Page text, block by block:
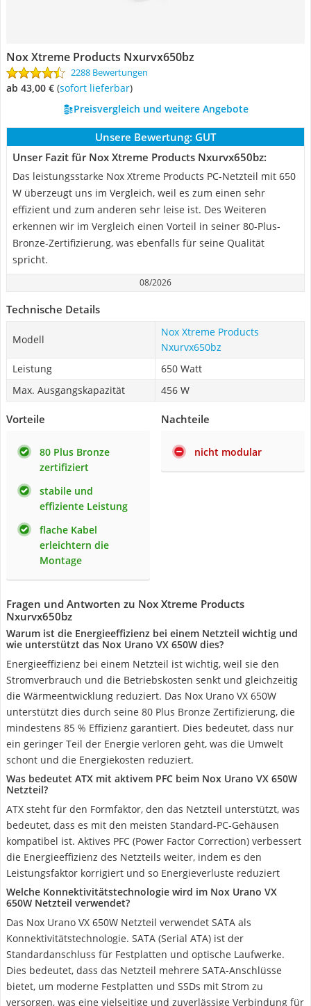
Nox Xtreme Products Nxurvx650bz
2288 Bewertungen
ab 43,00 € ( Sofort lieferbar)
Preisvergleich und weitere Angebote
Unsere Bewertung: GUT
Unser Fazit für Nox Xtreme Products Nxurvx650bz:
Das leistungsstarke Nox Xtreme Products PC-Netzteil mit 650
W überzeugt uns im Vergleich, weil es zum einen sehr
effizient und zum anderen sehr leise ist. Des Weiteren
erkennen wir im Vergleich einen Vorteil in seiner 80-Plus-
Bronze-Zertifizierung, was ebenfalls für seine Qualität
spricht.
08/2026
Technische Details
Modell
Nox Xtreme Products
Nxurvx650bz
Leistung
650 Watt
Max. Ausgangskapazität
456 W
Vorteile
80 Plus Bronze
zertifiziert
stabile und
effiziente Leistung
flache Kabel
erleichtern die
Montage
Nachteile
nicht modular
Fragen und Antworten zu Nox Xtreme Products
Nxurvx650bz
Warum ist die Energieeffizienz bei einem Netzteil wichtig und
wie unterstützt das Nox Urano VX 650W dies?
Energieeffizienz bei einem Netzteil ist wichtig, weil sie den
Stromverbrauch und die Betriebskosten senkt und gleichzeitig
die Wärmeentwicklung reduziert. Das Nox Urano VX 650W
unterstützt dies durch seine 80 Plus Bronze Zertifizierung, die
mindestens 85 % Effizienz garantiert. Dies bedeutet, dass nur
ein geringer Teil der Energie verloren geht, was die Umwelt
schont und die Energiekosten reduziert.
Was bedeutet ATX mit aktivem PFC beim Nox Urano VX 650W
Netzteil?
ATX steht für den Formfaktor, den das Netzteil unterstützt, was
bedeutet, dass es mit den meisten Standard-PC-Gehäusen
kompatibel ist. Aktives PFC (Power Factor Correction) verbessert
die Energieeffizienz des Netzteils weiter, indem es den
Leistungsfaktor korrigiert und so Energieverluste reduziert
Welche Konnektivitätstechnologie wird im Nox Urano VX
650W Netzteil verwendet?
Das Nox Urano VX 650W Netzteil verwendet SATA als
Konnektivitätstechnologie. SATA (Serial ATA) ist der
Standardanschluss für Festplatten und optische Laufwerke.
Dies bedeutet, dass das Netzteil mehrere SATA-Anschlüsse
bietet, um moderne Festplatten und SSDs mit Strom zu
versorgen, was eine vielseitige und zuverlässige Verbindung für